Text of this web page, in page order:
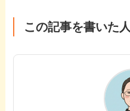
この記事を書いた人